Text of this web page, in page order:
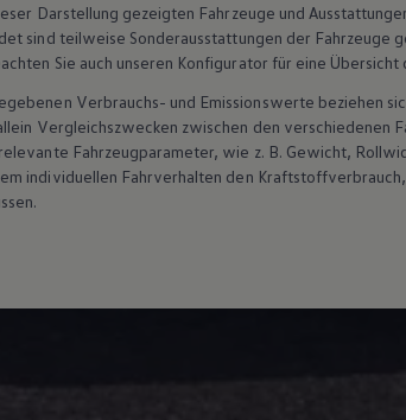
Darstellung gezeigten Fahrzeuge und
sind teilweise Sonderausstattungen der Fahrzeuge
Sie auch unseren Konfigurator für eine
Verbrauchs- und Emissionswerte beziehen
Vergleichszwecken zwischen den verschiedenen
Fahrzeugparameter, wie z. B. Gewicht,
individuellen Fahrverhalten den